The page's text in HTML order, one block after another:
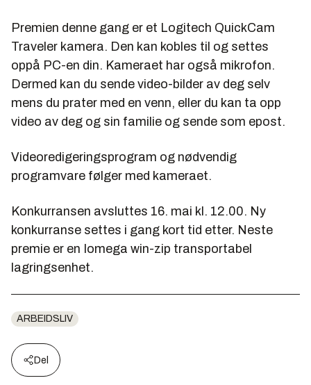
Premien denne gang er et Logitech QuickCam
Traveler kamera. Den kan kobles til og settes
oppå PC-en din. Kameraet har også mikrofon.
Dermed kan du sende video-bilder av deg selv
mens du prater med en venn, eller du kan ta opp
video av deg og sin familie og sende som epost.
Videoredigeringsprogram og nødvendig
programvare følger med kameraet.
Konkurransen avsluttes 16. mai kl. 12.00. Ny
konkurranse settes i gang kort tid etter. Neste
premie er en Iomega win-zip transportabel
lagringsenhet.
ARBEIDSLIV
Del